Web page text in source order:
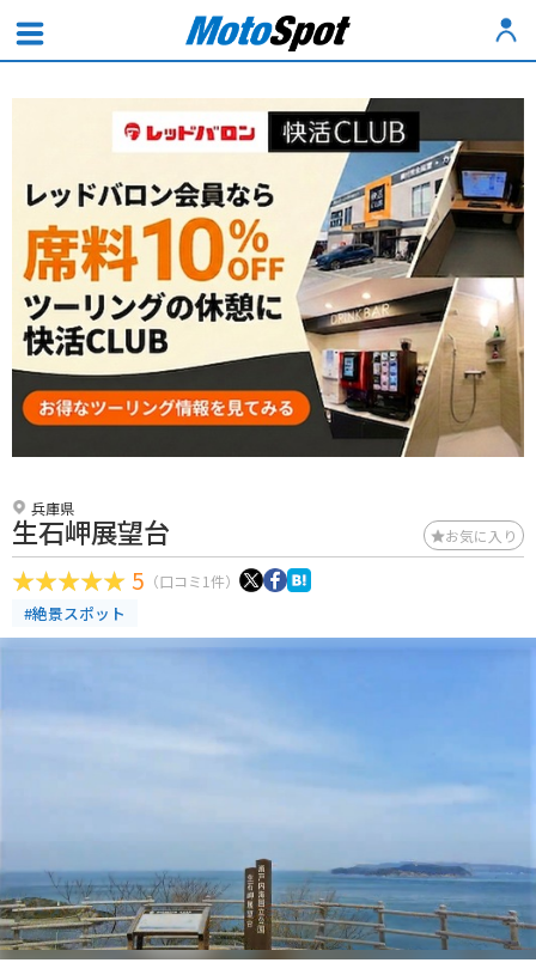
兵庫県
生石岬展望台 お気に入り
5 （口コミ1件）
#絶景スポット